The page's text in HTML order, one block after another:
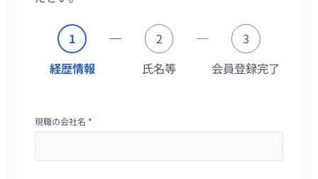
1
経歴情報
2
氏名等
3
会員登録完了
現職の会社名 *